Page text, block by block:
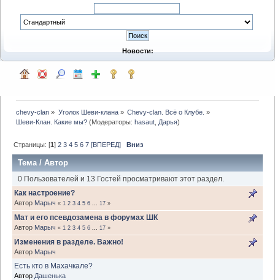
Новости:
chevy-clan » Уголок Шеви-клана» Chevy-clan. Всё о Клубе. »
Шеви-Клан. Какие мы? (Модераторы:hasaut Дарья)
Страницы: [1]2 3 4 5 6 7 [ВПЕРЕД] Вниз
Тема /Автор
0 Пользователей и 13 Гостей просматривают этот раздел.
Как настроение?
Автор Марыч « 1 2 3 4 5 6 17 »
Мат и его псевдозамена в форумах ШК
Автор Марыч « 1 2 3 4 5 6 17 »
Изменения в разделе. Важно!
Автор Марыч
Есть кто в Махачкале?
Автор Дашенька